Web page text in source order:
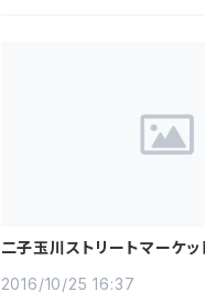
二子玉川ストリートマーケッ
2016/10/25 16:37